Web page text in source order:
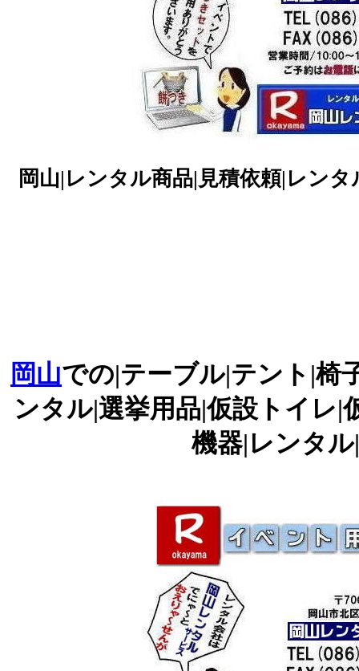
岡山|レンタル商品|見積依頼|レン
岡山での|テーブル|テント|椅
ンタル|選挙用品|仮設トイレ|
機器|レンタル|